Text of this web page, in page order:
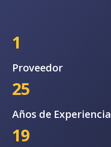
1
Proveedor
25
Años de Experiencia
19